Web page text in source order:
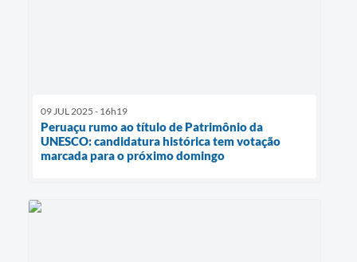
09 JUL 2025 - 16h19
Peruaçu rumo ao título de Patrimônio da
UNESCO: candidatura histórica tem votação
marcada para o próximo domingo